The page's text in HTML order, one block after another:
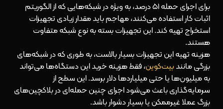
برای اجرای حمله ۵۱ درصد، به ویژه در شبکه‌هایی که از الگوریتم
اثبات کار استفاده می‌کنند، مهاجم باید مقدار زیادی تجهیزات
استخراج تهیه کند. این تجهیزات بسته به نوع شبکه متفاوت
هستند.
هزینه تهیه این تجهیزات بسیار بالاست، به طوری که در شبکه‌های
بزرگی مانند بیت‌کوین، فقط هزینه خرید این دستگاه‌ها می‌تواند
به میلیون‌ها یا حتی میلیاردها دلار برسد. این سطح از
سرمایه‌گذاری باعث می‌شود اجرای چنین حمله‌ای در بلاکچین‌های
بزرگ عملا غیرممکن یا بسیار دشوار باشد.